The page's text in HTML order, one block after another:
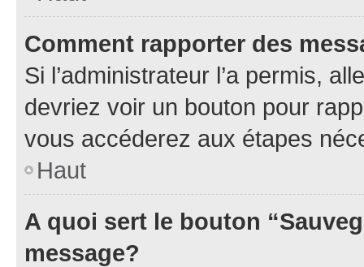
Comment rapporter des
Si l’administrateur l’a permis,
devriez voir un bouton pour
vous accéderez aux étapes
Haut
A quoi sert le bouton
message?